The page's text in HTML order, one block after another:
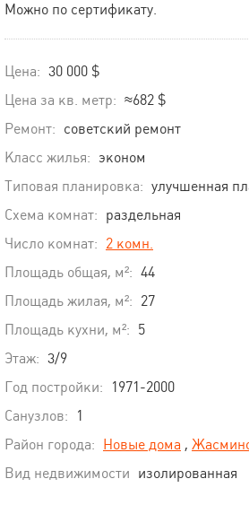
Можно по сертификату.
Цена: 30 000 $
Цена за кв. метр: ≈682 $
Ремонт: советский ремонт
Класс жилья: эконом
Типовая планировка: улучшенная
Схема комнат: раздельная
Число комнат: 2 комн.
Площадь общая, м²: 44
Площадь жилая, м²: 27
Площадь кухни, м²: 5
Этаж: 3/9
Год постройки:
1971-2000
Санузлов:
1
Район города: Новые дома ,
Вид недвижимости изолированная